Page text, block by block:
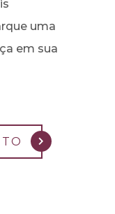
uma
em sua